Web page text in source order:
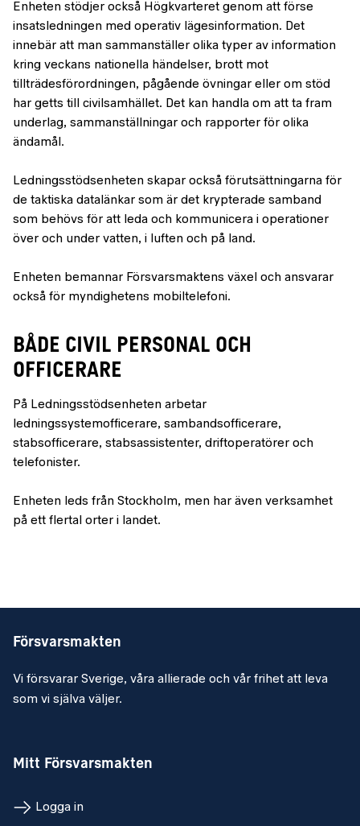
Enheten stödjer också Högkvarteret genom att förse
insatsledningen med operativ lägesinformation. Det
innebär att man sammanställer olika typer av information
kring veckans nationella händelser, brott mot
tillträdesförordningen, pågående övningar eller om stöd
har getts till civilsamhället. Det kan handla om att ta fram
underlag, sammanställningar och rapporter för olika
ändamål.
Ledningsstödsenheten skapar också förutsättningarna för
de taktiska datalänkar som är det krypterade samband
som behövs för att leda och kommunicera i operationer
över och under vatten, i luften och på land.
Enheten bemannar Försvarsmaktens växel och ansvarar
också för myndighetens mobiltelefoni.
BÅDE CIVIL PERSONAL OCH
OFFICERARE
På Ledningsstödsenheten arbetar
ledningssystemofficerare, sambandsofficerare,
stabsofficerare, stabsassistenter, driftoperatörer och
telefonister.
Enheten leds från Stockholm, men har även verksamhet
på ett flertal orter i landet.
Försvarsmakten
Vi försvarar Sverige, våra allierade och vår frihet att leva
som vi själva väljer.
Mitt Försvarsmakten
Logga in